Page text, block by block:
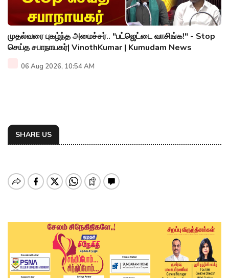
முதல்வரை புகழ்ந்த அமைச்சர்.. "பட்ஜெட்டை வாசிங்க!" - Stop
செய்த சபாநாயகர்| VinothKumar | Kumudam News
06 Aug 2026, 10:54 AM
SHARE US